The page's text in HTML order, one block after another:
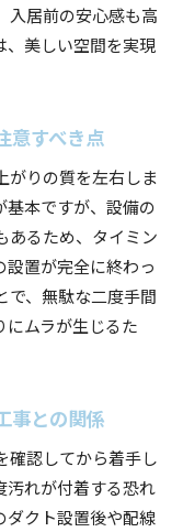
入居前の安心感も高
、美しい空間を実現
意すべき点
がりの質を左右しま
基本ですが、設備の
あるため、タイミン
置が完全に終わっ
で、無駄な二度手間
にムラが生じるた
事との関係
確認してから着手し
汚れが付着する恐れ
ダクト設置後や配線